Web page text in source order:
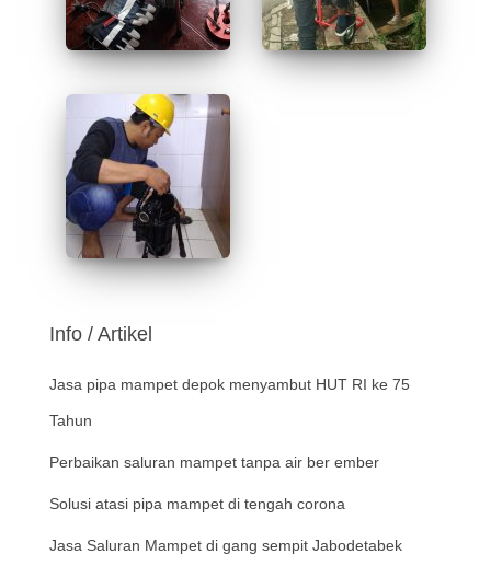
Info / Artikel
Jasa pipa mampet depok menyambut HUT RI ke 75
Tahun
Perbaikan saluran mampet tanpa air ber ember
Solusi atasi pipa mampet di tengah corona
Jasa Saluran Mampet di gang sempit Jabodetabek